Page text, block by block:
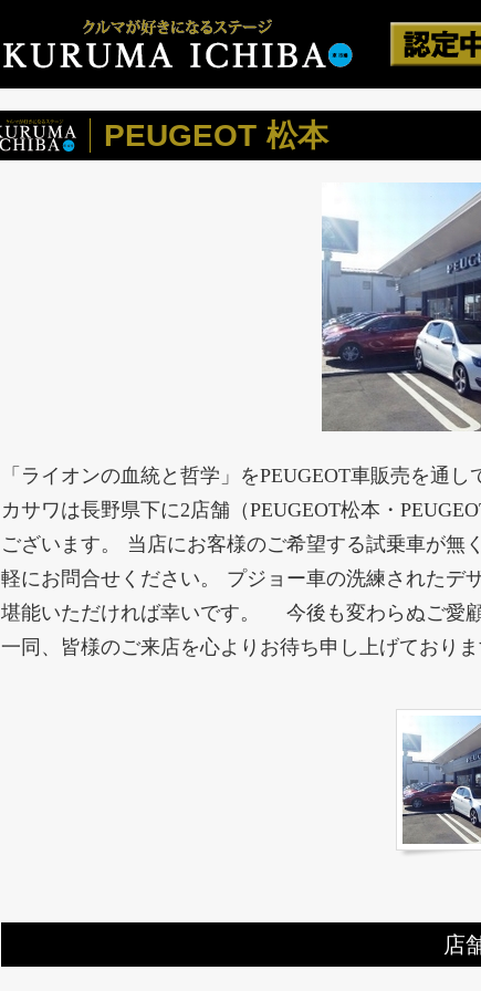
PEUGEOT 松本
「ライオンの血統と哲学」をPEUGEOT車販売を通
カサワは長野県下に2店舗（PEUGEOT松本・
ございます。 当店にお客様のご希望する試乗車が
軽にお問合せください。 プジョー車の洗練されたデ
堪能いただければ幸いです。 今後も変わらぬご愛
一同、皆様のご来店を心よりお待ち申し上げておりま
店